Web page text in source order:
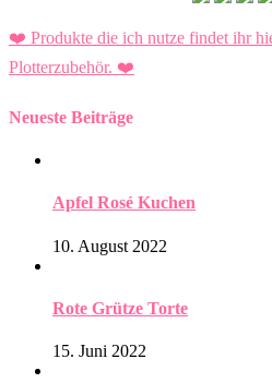
❤️ Produkte die ich nutze findet ihr
Plotterzubehör. ❤️
Neueste Beiträge
Apfel Rosé Kuchen
10. August 2022
Rote Grütze Torte
15. Juni 2022